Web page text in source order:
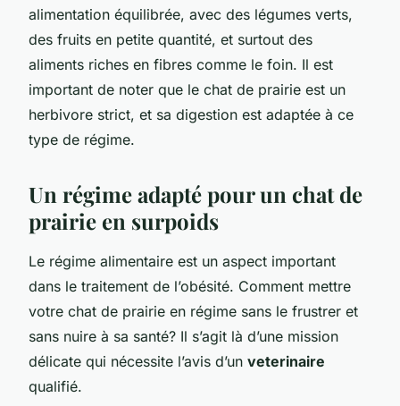
alimentation équilibrée, avec des légumes verts,
des fruits en petite quantité, et surtout des
aliments riches en fibres comme le foin. Il est
important de noter que le chat de prairie est un
herbivore strict, et sa digestion est adaptée à ce
type de régime.
Un régime adapté pour un chat de
prairie en surpoids
Le régime alimentaire est un aspect important
dans le traitement de l’obésité. Comment mettre
votre chat de prairie en régime sans le frustrer et
sans nuire à sa santé? Il s’agit là d’une mission
délicate qui nécessite l’avis d’un veterinaire
qualifié.